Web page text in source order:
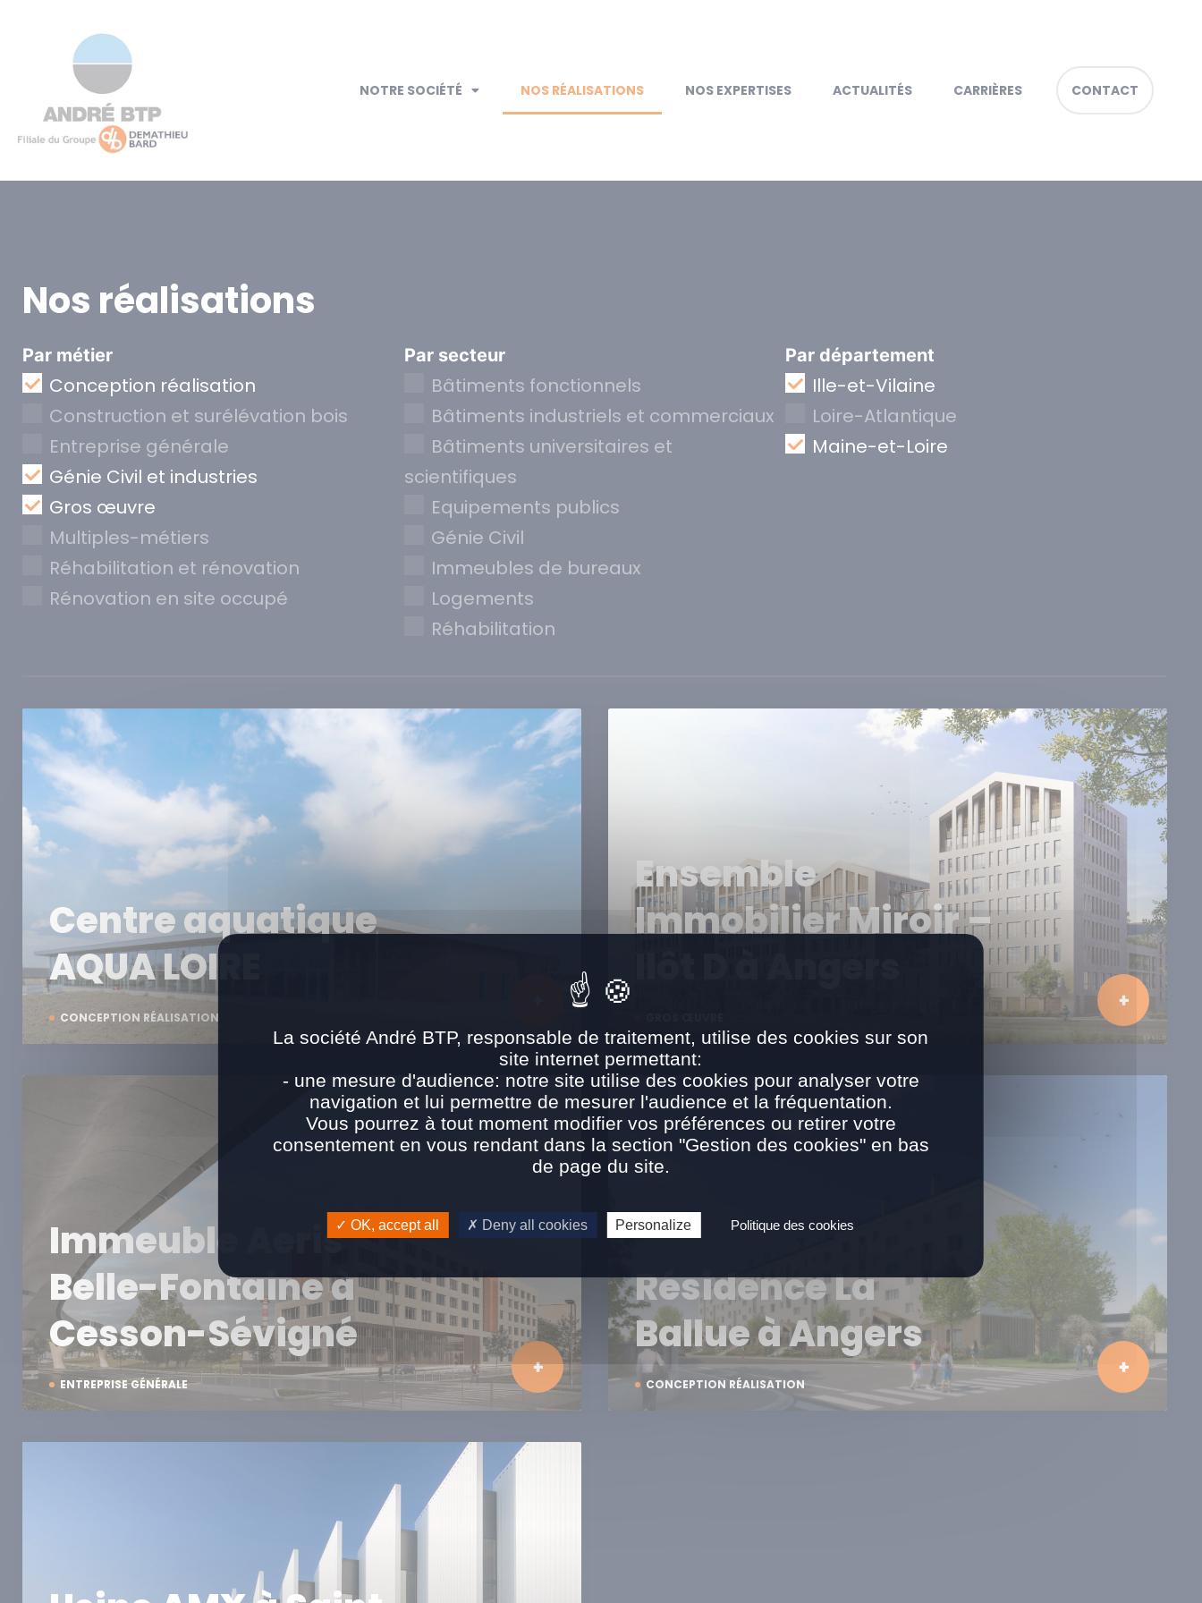
NOTRE SOCIÉTÉ NOS RÉALISATIONS NOS EXPERTISES ACTUALITÉS CARRIÈRES CONTACT
Nos réalisations
Par métier
Conception réalisation
Construction et surélévation bois
Entreprise générale
Génie Civil et industries
Gros œuvre
Multiples-métiers
Réhabilitation et rénovation
Rénovation en site occupé
Par secteur
Bâtiments fonctionnels
Bâtiments industriels et commerciaux
Bâtiments universitaires et
scientifiques
Equipements publics
Génie Civil
Immeubles de bureaux
Logements
Réhabilitation
Par département
Ille-et-Vilaine
Loire-Atlantique
Maine-et-Loire
CONCEPTION RÉALISATION
Centre aquatique
AQUA LOIRE
Ensemble
Immobilier Miroir –
ENTREPRISE GÉNÉRALE
Immeuble Aeris
Belle-Fontaine à
Cesson-Sévigné
CONCEPTION RÉALISATION
Résidence La
Ballue à Angers
La société André BTP, responsable de traitement, utilise des cookies sur son
site internet permettant:
- une mesure d'audience: notre site utilise des cookies pour analyser votre
navigation et lui permettre de mesurer l'audience et la fréquentation.
Vous pourrez à tout moment modifier vos préférences ou retirer votre
consentement en vous rendant dans la section "Gestion des cookies" en bas
de page du site.
OK, accept all Deny all cookies Personalize Politique des cookies